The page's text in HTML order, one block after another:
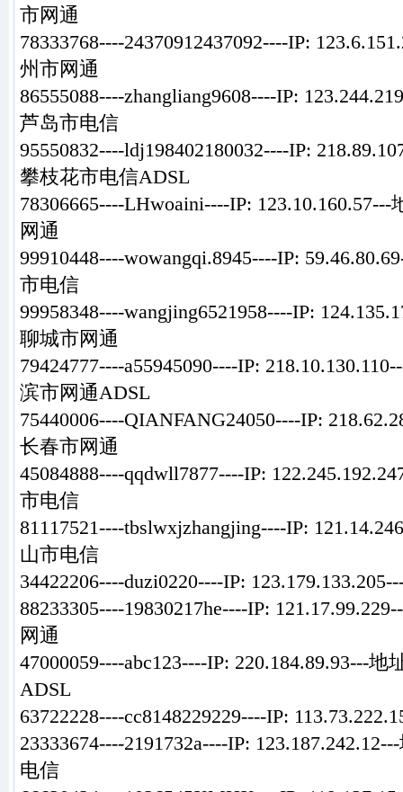
市网通
78333768----24370912437092----IP:
州市网通
86555088----zhangliang9608----IP:
芦岛市电信
95550832----ldj198402180032----IP:
攀枝花市电信ADSL
78306665----LHwoaini----IP:
网通
99910448----wowangqi.8945----IP:
市电信
99958348----wangjing6521958----IP:
聊城市网通
79424777----a55945090----IP:
滨市网通ADSL
75440006----QIANFANG24050----IP:
长春市网通
45084888----qqdwll7877----IP:
市电信
81117521----tbslwxjzhangjing----IP:
山市电信
34422206----duzi0220----IP:
88233305----19830217he----IP:
网通
47000059----abc123----IP: 220.184.89.93---
ADSL
63722228----cc8148229229----IP:
23333674----2191732a----IP:
电信